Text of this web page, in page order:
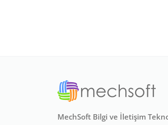
MechSoft Bilgi ve İletişim